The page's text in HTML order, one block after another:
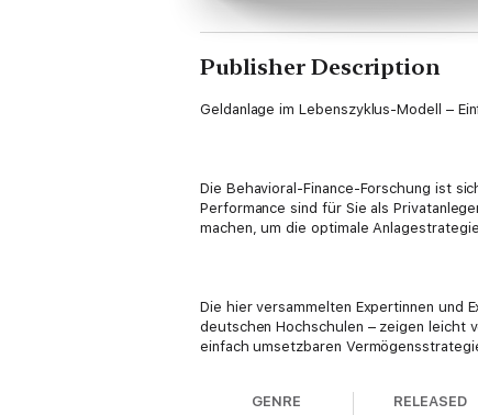
Publisher Description
Geldanlage im Lebenszyklus-Modell –
Die Behavioral-Finance-Forschung ist
Performance sind für Sie als
machen, um die optimale
Die hier versammelten Expertinnen und
deutschen Hochschulen – zeigen leicht
einfach umsetzbaren
GENRE RELEASED